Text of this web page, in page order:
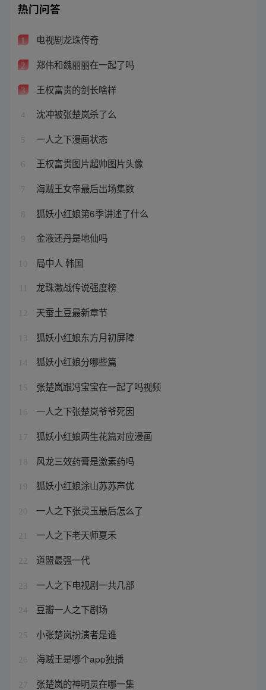
热门问答
1 电视剧龙珠传奇
2 郑伟和魏丽丽在一起了吗
3 王权富贵的剑长啥样
4 沈冲被张楚岚杀了么
5 一人之下漫画状态
6 王权富贵图片超帅图片头像
7 海贼王女帝最后出场集数
8 狐妖小红娘第6季讲述了什么
9 金液还丹是地仙吗
10 局中人 韩国
龙珠激战传说强度榜
12 天蚕土豆最新章节
13 狐妖小红娘东方月初屏障
14 狐妖小红娘分哪些篇
15 张楚岚跟冯宝宝在一起了吗视频
16 一人之下张楚岚爷爷死因
17 狐妖小红娘两生花篇对应漫画
18 风龙三效药膏是激素药吗
19 狐妖小红娘涂山苏苏声优
20 一人之下张灵玉最后怎么了
21 一人之下老天师夏禾
22 道盟最强一代
23 一人之下电视剧一共几部
24 豆瓣一人之下剧场
25 小张楚岚扮演者是谁
26 海贼王是哪个app独播
27 张楚岚的神明灵在哪一集